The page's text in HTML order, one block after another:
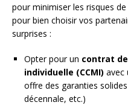
pour minimiser les risques
pour bien choisir vos
surprises :
Opter pour un contrat
individuelle (CCMI) avec
offre des garanties
décennale, etc.)